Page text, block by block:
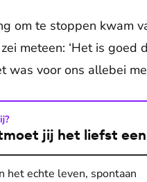
om te stoppen kwam
meteen: ‘Het is
was voor ons allebei
jij het liefst
het echte leven, spontaan